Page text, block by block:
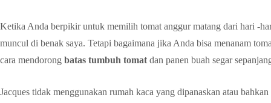
Ketika Anda berpikir untuk memilih tomat anggur matang dari hari -
muncul di benak saya. Tetapi bagaimana jika Anda bisa menanam
cara mendorong batas tumbuh tomat dan panen buah segar
Jacques tidak menggunakan rumah kaca yang dipanaskan atau